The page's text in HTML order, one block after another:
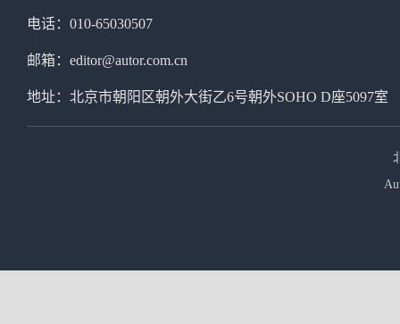
电话：010-65030507
邮箱：editor@autor.com.cn
地址：北京市朝阳区朝外大街乙6号朝外SOHO D座5097室